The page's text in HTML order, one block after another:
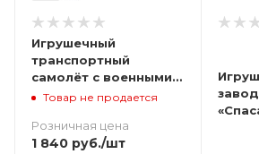
Игрушечный
транспортный
самолёт с военными
машинками 34 см
Товар не продается
Розничная цена
1 840 руб./шт